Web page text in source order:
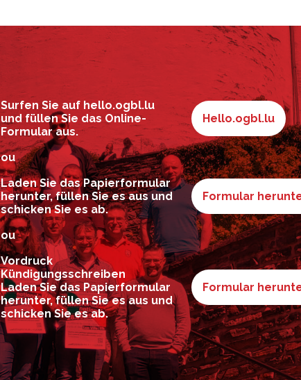
Surfen Sie auf hello.ogbl.lu
und füllen Sie das Online-
Formular aus.
Hello.ogbl.lu
ou
Laden Sie das Papierformular
herunter, füllen Sie es aus und
schicken Sie es ab.
Formular
ou
Vordruck
Kündigungsschreiben
Laden Sie das Papierformular
herunter, füllen Sie es aus und
schicken Sie es ab.
Formular